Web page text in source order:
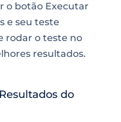
o botão Executar
e seu teste
rodar o teste no
resultados.
do